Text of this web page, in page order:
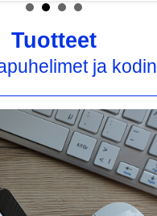
Tuotteet
ja